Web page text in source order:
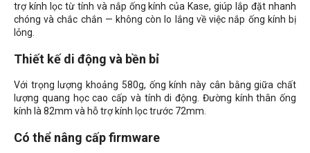
trợ kính lọc từ tính và nắp ống kính của Kase, giúp lắp đặt nhanh
chóng và chắc chắn — không còn lo lắng về việc nắp ống kính bị
lỏng.
Thiết kế di động và bền bỉ
Với trọng lượng khoảng 580g, ống kính này cân bằng giữa chất
lượng quang học cao cấp và tính di động. Đường kính thân ống
kính là 82mm và hỗ trợ kính lọc trước 72mm.
Có thể nâng cấp firmware